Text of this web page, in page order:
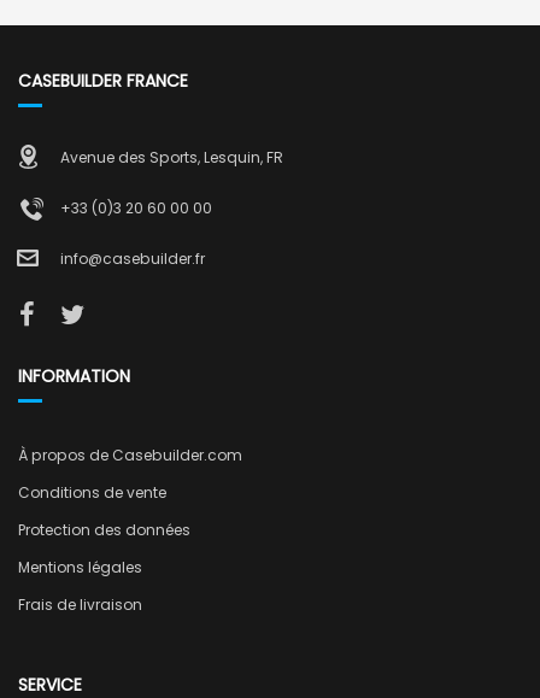
CASEBUILDER FRANCE
Avenue des Sports, Lesquin, FR
+33 (0)3 20 60 00 00
info@casebuilder.fr
INFORMATION
À propos de Casebuilder.com
Conditions de vente
Protection des données
Mentions légales
Frais de livraison
SERVICE